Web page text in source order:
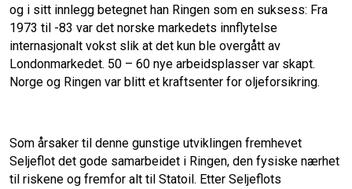
og i sitt innlegg betegnet han Ringen som en suksess: Fra
1973 til -83 var det norske markedets innflytelse
internasjonalt vokst slik at det kun ble overgått av
Londonmarkedet. 50 – 60 nye arbeidsplasser var skapt.
Norge og Ringen var blitt et kraftsenter for oljeforsikring.
Som årsaker til denne gunstige utviklingen fremhevet
Seljeflot det gode samarbeidet i Ringen, den fysiske nærhet
til riskene og fremfor alt til Statoil. Etter Seljeflots